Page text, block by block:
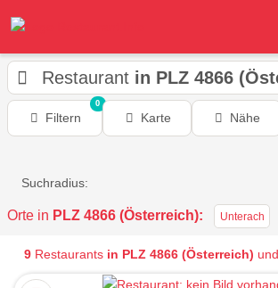
Restaurant in PLZ 4866
Filtern
0
Karte Nähe
Suchradius:
Orte in PLZ 4866 (Österreich): Unterach
9Restaurants in PLZ 4866 (Österreich)